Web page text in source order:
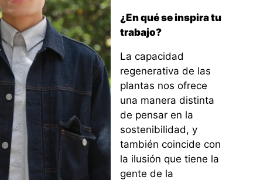
¿En qué se inspira tu
trabajo?
La capacidad
regenerativa de las
plantas nos ofrece
una manera distinta
de pensar en la
sostenibilidad, y
también coincide con
la ilusión que tiene la
gente de la